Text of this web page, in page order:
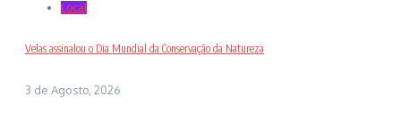
Local
Velas assinalou o Dia Mundial da Conservação da Natureza
3 de Agosto, 2026